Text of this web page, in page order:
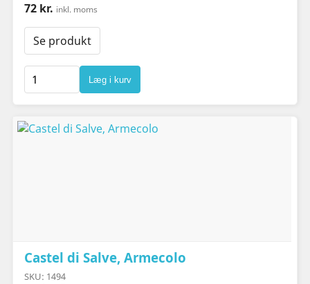
72 kr. inkl. moms
Se produkt
Læg i kurv
Castel di Salve, Armecolo
SKU: 1494